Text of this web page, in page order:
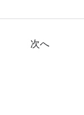
次へ